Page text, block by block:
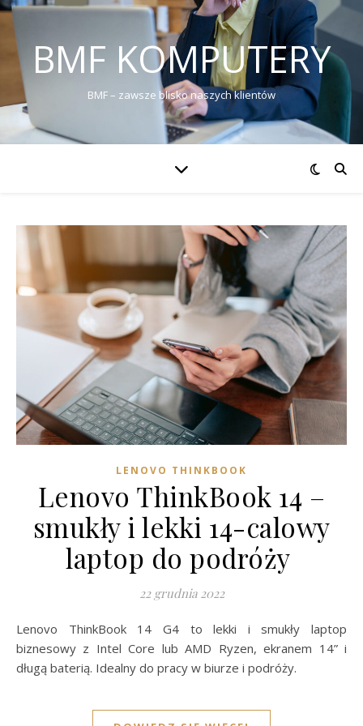
BMF KOMPUTERY
BMF – zawsze blisko naszych klientów
LENOVO THINKBOOK
Lenovo ThinkBook 14 –
smukły i lekki 14-calowy
laptop do podróży
22 grudnia 2022
Lenovo ThinkBook 14 G4 to lekki i smukły laptop
biznesowy z Intel Core lub AMD Ryzen, ekranem 14” i
długą baterią. Idealny do pracy w biurze i podróży.